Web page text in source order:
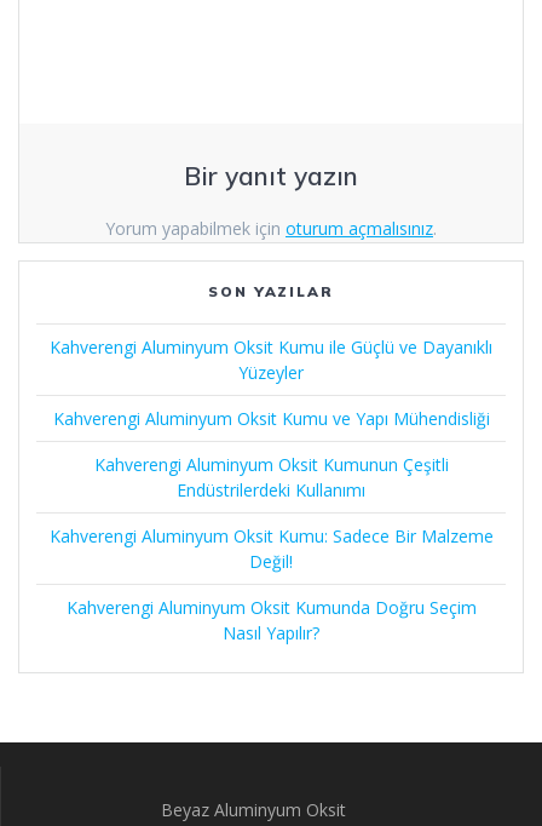
Bir yanıt yazın
Yorum yapabilmek için oturum açmalısınız.
SON YAZILAR
Kahverengi Aluminyum Oksit Kumu ile Güçlü ve Dayanıklı
Yüzeyler
Kahverengi Aluminyum Oksit Kumu ve Yapı Mühendisliği
Kahverengi Aluminyum Oksit Kumunun Çeşitli
Endüstrilerdeki Kullanımı
Kahverengi Aluminyum Oksit Kumu: Sadece Bir Malzeme
Değil!
Kahverengi Aluminyum Oksit Kumunda Doğru Seçim
Nasıl Yapılır?
Beyaz Aluminyum Oksit